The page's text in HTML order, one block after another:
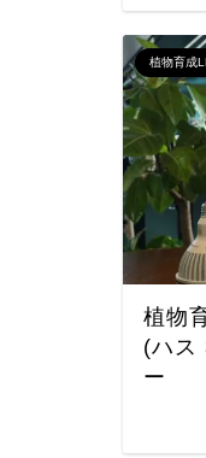
植物育成
植物
(ハス
ー